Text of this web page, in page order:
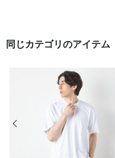
同じカテゴリのアイテム
前の画像